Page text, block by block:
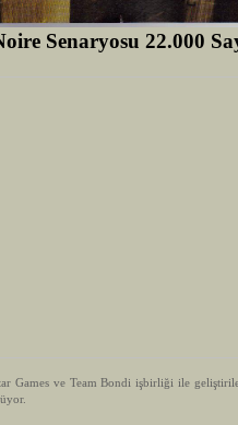
Senaryosu 22.000
Games ve Team Bondi işbirliği ile